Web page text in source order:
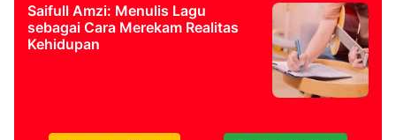
Saifull Amzi: Menulis Lagu
sebagai Cara Merekam Realitas
Kehidupan